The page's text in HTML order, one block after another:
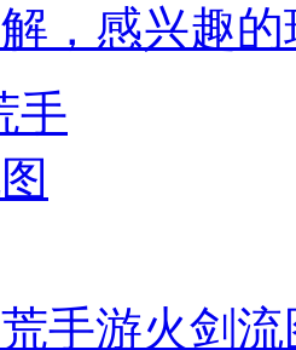
，感兴趣
荒手游火剑